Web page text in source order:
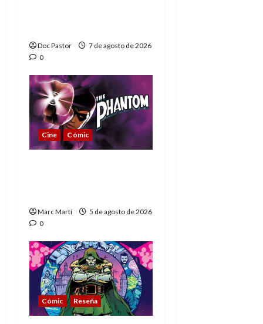
Doc Pastor
7 de agosto de 2026
0
Cine Cómic
Marc Martí
5 de agosto de 2026
0
Cómic Reseña